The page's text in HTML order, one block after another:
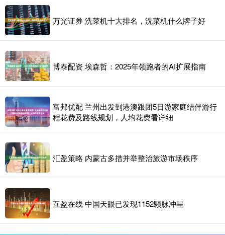
万光证券 洗菜机十大排名，洗菜机什么牌子好
博泰配资 埃森哲：2025年领跑者的AI扩展指南
富邦优配 兰州出发到港澳跟团5日游家庭结伴游行
程花费及路线规划，人均花费看详细
汇盈策略 内蒙古多措并举整治旅游市场秩序
互盈在线 中国天眼已发现1152颗脉冲星